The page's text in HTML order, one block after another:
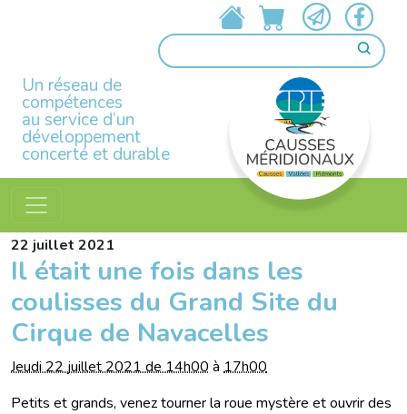
Un réseau de
compétences
au service d’un
développement
concerté et durable
22 juillet 2021
Il était une fois dans les
coulisses du Grand Site du
Cirque de Navacelles
Jeudi 22 juillet 2021 de 14h00 à 17h00
Petits et grands, venez tourner la roue mystère et ouvrir des